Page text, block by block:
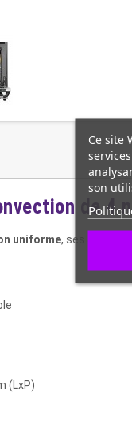
de 4
uniforme, ses
(LxP)
Ce site
son